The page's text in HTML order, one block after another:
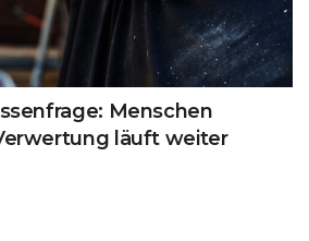
Menschen
läuft weiter